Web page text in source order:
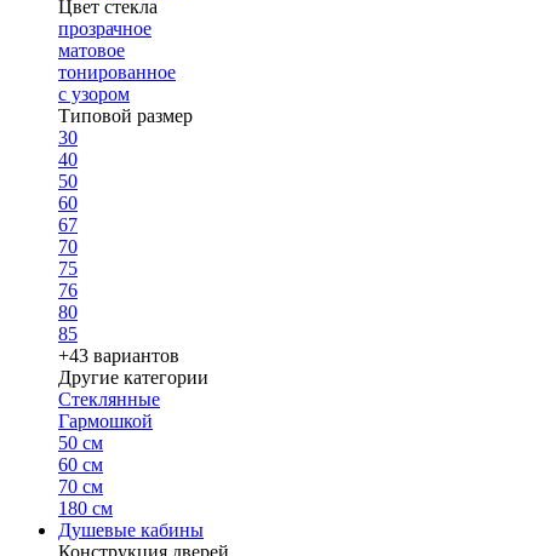
Цвет стекла
прозрачное
матовое
тонированное
с узором
Типовой размер
30
40
50
60
67
70
75
76
80
85
+43 вариантов
Другие категории
Стеклянные
Гармошкой
50 см
60 см
70 см
180 см
Душевые кабины
Конструкция дверей